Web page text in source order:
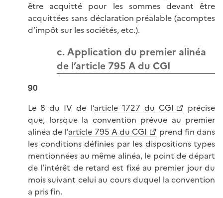
être acquitté pour les sommes devant être
acquittées sans déclaration préalable (acomptes
d’impôt sur les sociétés, etc.).
c. Application du premier alinéa
de l’article 795 A du CGI
90
Le 8 du IV de l’article 1727 du CGI
précise
que, lorsque la convention prévue au premier
alinéa de l'article 795 A du CGI
prend fin dans
les conditions définies par les dispositions types
mentionnées au même alinéa, le point de départ
de l’intérêt de retard est fixé au premier jour du
mois suivant celui au cours duquel la convention
a pris fin.